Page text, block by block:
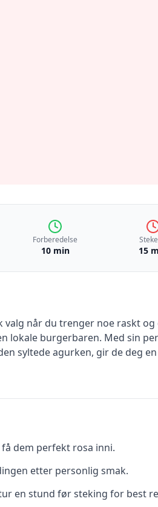
Forberedelse
10 min 15
når du trenger noe raskt
lokale burgerbaren. Med sin
syltede agurken, gir de deg
dem perfekt rosa inni.
etter personlig smak.
en stund før steking for best